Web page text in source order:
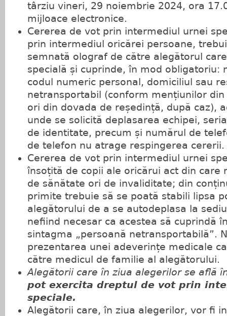
târziu vineri, 29 noiembrie 2024, ora
mijloace electronice.
Cererea de vot prin intermediul urnei
prin intermediul oricărei persoane,
semnată olograf de către alegătorul
specială și cuprinde, în mod obligatoriu:
codul numeric personal, domiciliul sau
netransportabil (conform mențiunilor
ori din dovada de reședință, după caz),
unde se solicită deplasarea echipei,
de identitate, precum și numărul de
de telefon nu atrage respingerea cererii.
Cererea de vot prin intermediul urnei
însoțită de copii ale oricărui act din care
de sănătate ori de invaliditate; din
primite trebuie să se poată stabili lipsa
alegătorului de a se autodeplasa la
nefiind necesar ca acestea să cuprindă
sintagma „persoană netransportabilă”.
prezentarea unei adeverințe medicale
către medicul de familie al alegătorului.
Alegătorii care în ziua alegerilor se află
pot exercita dreptul de vot prin
speciale.
Alegătorii care, în ziua alegerilor, vor fi